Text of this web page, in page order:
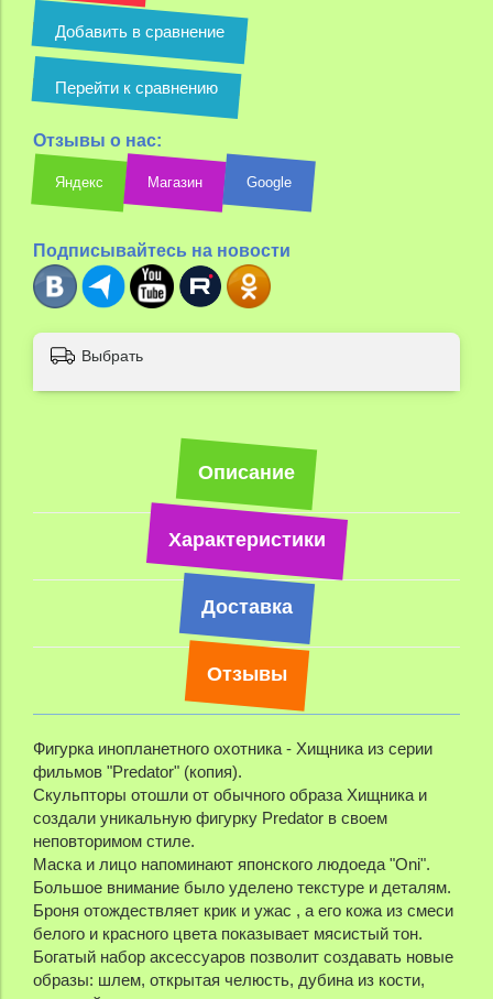
Добавить в сравнение
Перейти к сравнению
Отзывы о нас:
Яндекс Магазин Google
Подписывайтесь на новости
Выбрать
Описание
Характеристики
Доставка
Отзывы
Фигурка инопланетного охотника - Хищника из серии
фильмов "Predator" (копия).
Скульпторы отошли от обычного образа Хищника и
создали уникальную фигурку Predator в своем
неповторимом стиле.
Маска и лицо напоминают японского людоеда "Oni".
Большое внимание было уделено текстуре и деталям.
Броня отождествляет крик и ужас , а его кожа из смеси
белого и красного цвета показывает мясистый тон.
Богатый набор аксессуаров позволит создавать новые
образы: шлем, открытая челюсть, дубина из кости,